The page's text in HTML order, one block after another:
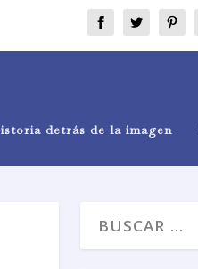
detrás de la imagen